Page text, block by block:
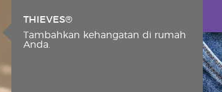
THIEVES®
Tambahkan kehangatan di rumah
Anda.